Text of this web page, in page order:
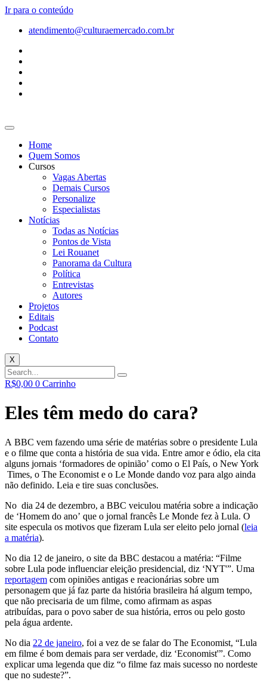
Ir para o conteúdo
atendimento@culturaemercado.com.br
Home
Quem Somos
Cursos
Vagas Abertas
Demais Cursos
Personalize
Especialistas
Notícias
Todas as Notícias
Pontos de Vista
Lei Rouanet
Panorama da Cultura
Política
Entrevistas
Autores
Projetos
Editais
Podcast
Contato
X
R$0,00 0 Carrinho
Eles têm medo do cara?
A BBC vem fazendo uma série de matérias sobre o presidente Lula
e o filme que conta a história de sua vida. Entre amor e ódio, ela cita
alguns jornais ‘formadores de opinião’ como o El País, o New York
Times, o The Economist e o Le Monde dando voz para algo ainda
não definido. Leia e tire suas conclusões.
No dia 24 de dezembro, a BBC veiculou matéria sobre a indicação
de ‘Homem do ano’ que o jornal francês Le Monde fez à Lula. O
site especula os motivos que fizeram Lula ser eleito pelo jornal (leia
a matéria).
No dia 12 de janeiro, o site da BBC destacou a matéria: “Filme
sobre Lula pode influenciar eleição presidencial, diz ‘NYT'”. Uma
reportagem com opiniões antigas e reacionárias sobre um
personagem que já faz parte da história brasileira há algum tempo,
que não precisaria de um filme, como afirmam as aspas
atribuídas, para o povo saber de sua história, erros ou pelo gosto
pela água ardente.
No dia 22 de janeiro, foi a vez de se falar do The Economist, “Lula
em filme é bom demais para ser verdade, diz ‘Economist'”. Como
explicar uma legenda que diz “o filme faz mais sucesso no nordeste
que no sudeste?”.